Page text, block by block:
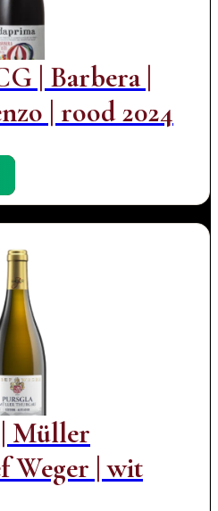
| Barbera |
| rood 2024
Müller
Weger | wit